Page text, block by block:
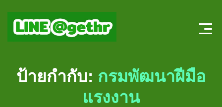
Home
ป้ายกำกับ: กรมพัฒนาฝีมือ
แรงงาน